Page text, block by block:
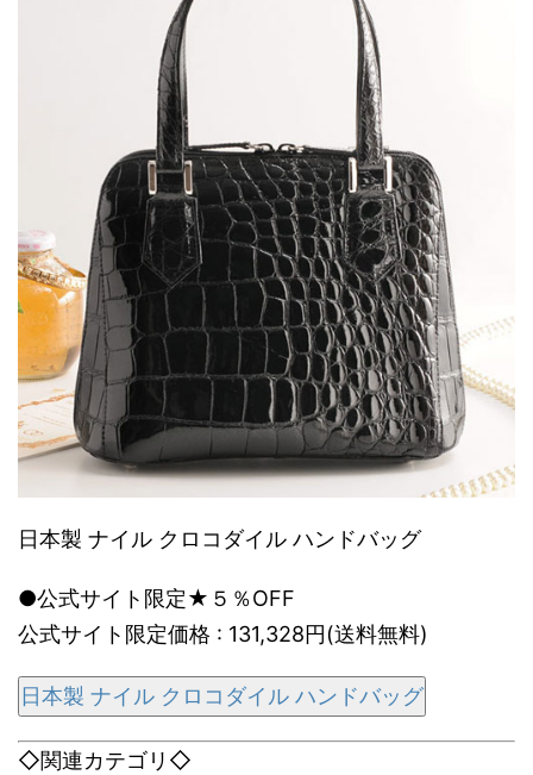
日本製 ナイル クロコダイル ハンドバッグ
●公式サイト限定★５％OFF
公式サイト限定価格 : 131,328円(送料無料)
日本製 ナイル クロコダイル ハンドバッグ
◇関連カテゴリ◇